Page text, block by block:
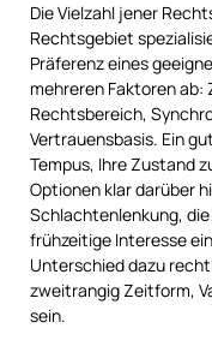
Die Vielzahl jener
Rechtsgebiet
Präferenz eines
mehreren Faktoren ab:
Rechtsbereich,
Vertrauensbasis. Ein
Tempus, Ihre Zustand
Optionen klar darüber
Schlachtenlenkung,
frühzeitige Interesse
Unterschied dazu
zweitrangig Zeitform,
sein.